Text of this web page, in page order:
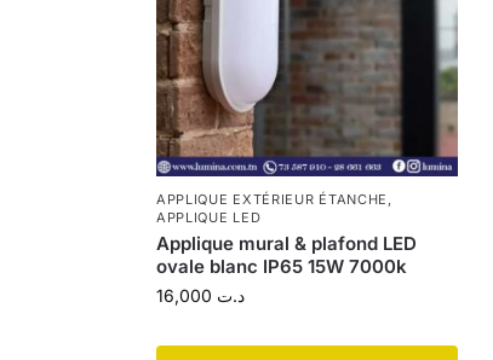
APPLIQUE EXTÉRIEUR ÉTANCHE ,
APPLIQUE LED
Applique mural & plafond LED
ovale blanc IP65 15W 7000k
د.ت